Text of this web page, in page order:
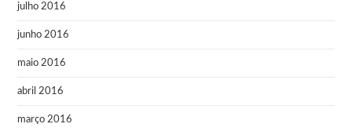
julho 2016
junho 2016
maio 2016
abril 2016
março 2016